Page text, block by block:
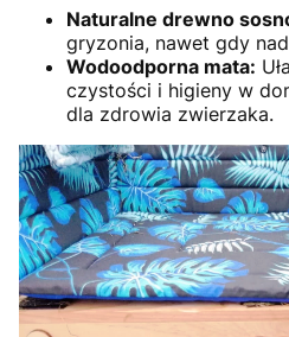
Naturalne drewno
gryzonia, nawet gdy
Wodoodporna mata:
czystości i higieny w
dla zdrowia zwierzaka.